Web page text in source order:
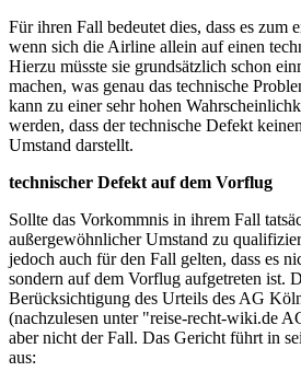
Für ihren Fall bedeutet dies, dass es zum
wenn sich die Airline allein auf einen
Hierzu müsste sie grundsätzlich schon
machen, was genau das technische
kann zu einer sehr hohen
werden, dass der technische Defekt
Umstand darstellt.
technischer Defekt auf dem Vorflug
Sollte das Vorkommnis in ihrem Fall
außergewöhnlicher Umstand zu
jedoch auch für den Fall gelten, dass es
sondern auf dem Vorflug aufgetreten ist.
Berücksichtigung des Urteils des AG
(nachzulesen unter "reise-recht-wiki.de
aber nicht der Fall. Das Gericht führt in
aus: